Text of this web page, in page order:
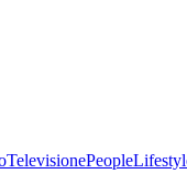
TelevisionePeople